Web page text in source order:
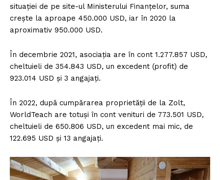
situației de pe site-ul Ministerului Finanțelor, suma
crește la aproape 450.000 USD, iar în 2020 la
aproximativ 950.000 USD.
În decembrie 2021, asociația are în cont 1.277.857 USD,
cheltuieli de 354.843 USD, un excedent (profit) de
923.014 USD și 3 angajați.
În 2022, după cumpărarea proprietății de la Zolt,
WorldTeach are totuși în cont venituri de 773.501 USD,
cheltuieli de 650.806 USD, un excedent mai mic, de
122.695 USD și 13 angajați.